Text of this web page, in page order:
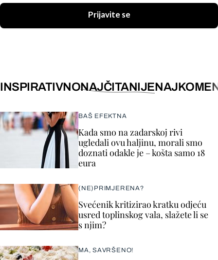
Prijavite se
INSPIRATIVNONAJČITANIJE
BAŠ EFEKTNA
Kada smo na zadarskoj rivi
ugledali ovu haljinu, morali smo
doznati odakle je – košta samo 18
eura
(NE)PRIMJERENA?
Svećenik kritizirao kratku odjeću
usred toplinskog vala, slažete li se
s njim?
MA, SAVRŠENO!